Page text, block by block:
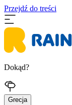
Przejdź do treści
Dokąd?
Grecja